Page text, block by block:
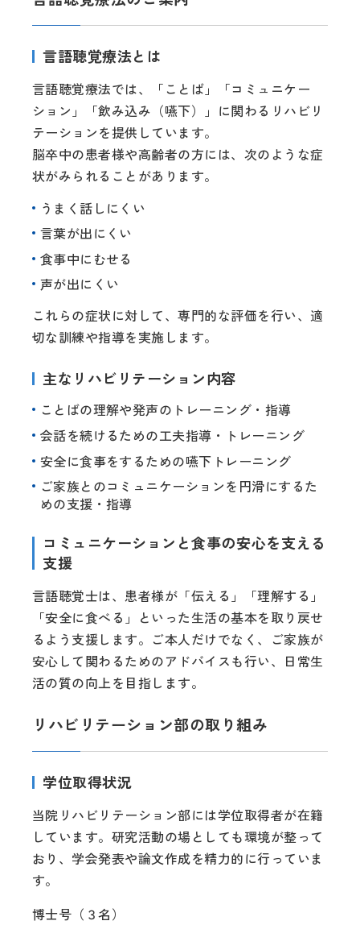
言語聴覚療法とは
言語聴覚療法では、「ことば」「コミュニケー
ション」「飲み込み（嚥下）」に関わるリハビリ
テーションを提供しています。
脳卒中の患者様や高齢者の方には、次のような症
状がみられることがあります。
うまく話しにくい
言葉が出にくい
食事中にむせる
声が出にくい
これらの症状に対して、専門的な評価を行い、適
切な訓練や指導を実施します。
主なリハビリテーション内容
ことばの理解や発声のトレーニング・指導
会話を続けるための工夫指導・トレーニング
安全に食事をするための嚥下トレーニング
ご家族とのコミュニケーションを円滑にするた
めの支援・指導
コミュニケーションと食事の安心を支える
支援
言語聴覚士は、患者様が「伝える」「理解する」
「安全に食べる」といった生活の基本を取り戻せ
るよう支援します。ご本人だけでなく、ご家族が
安心して関わるためのアドバイスも行い、日常生
活の質の向上を目指します。
リハビリテーション部の取り組み
学位取得状況
当院リハビリテーション部には学位取得者が在籍
しています。研究活動の場としても環境が整って
おり、学会発表や論文作成を精力的に行っていま
す。
博士号（３名）